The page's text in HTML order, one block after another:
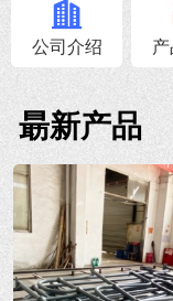
钣金加
公司介绍
朂新产品